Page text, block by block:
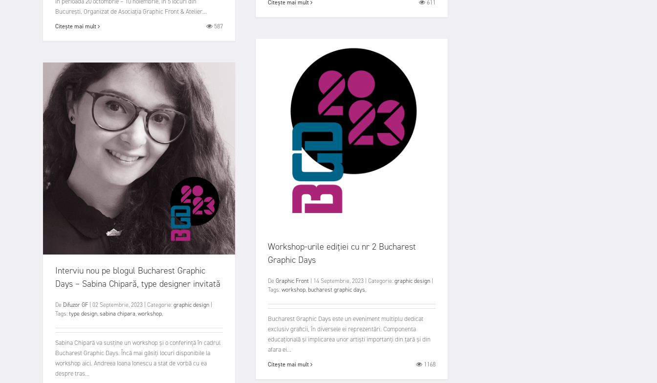
Citește mai mult 611
București. Organizat de Asociația Graphic Front & Atelier...
Citește mai mult 587
Workshop-urile ediției cu nr 2 Bucharest
Graphic Days
De Graphic Front 14 Septembrie, 2023 Categorie:graphic design
Tags:workshop,bucharest graphic days,
Bucharest Graphic Days este un eveniment multiplu dedicat
exclusiv graficii, în diversele ei reprezentări. Componenta
educațională și implicarea unor artiști importanți din țară și din
afara ei...
Citește mai mult 1168
Interviu nou pe blogul Bucharest Graphic
Days – Sabina Chipară, type designer invitată
De Difuzor GF 02 Septembrie, 2023 Categorie:graphic design
Tags:type design,sabina chipara,workshop,
Sabina Chipară va susține un workshop și o conferință în cadrul
Bucharest Graphic Days. Încă mai găsiți locuri disponibile la
workshop aici. Andreea Ioana Ionescu a stat de vorbă cu ea
despre tras...